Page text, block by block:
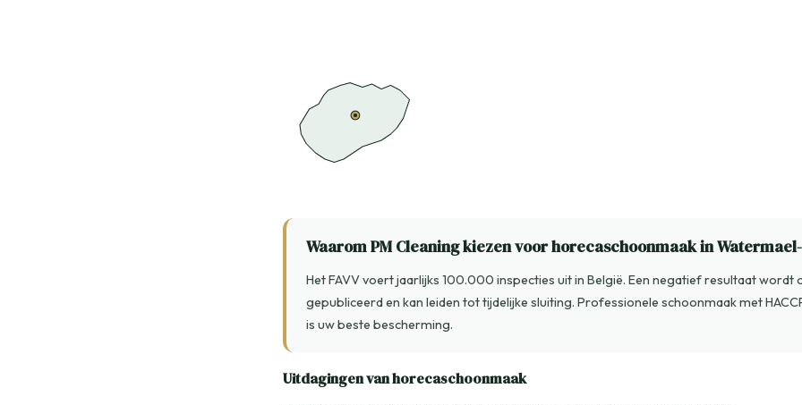
Waarom PM Cleaning kiezen voor horecaschoonmaak in
Het FAVV voert jaarlijks 100.000 inspecties uit in België. Een negatief resultaat wordt
gepubliceerd en kan leiden tot tijdelijke sluiting. Professionele schoonmaak met
is uw beste bescherming.
Uitdagingen van horecaschoonmaak